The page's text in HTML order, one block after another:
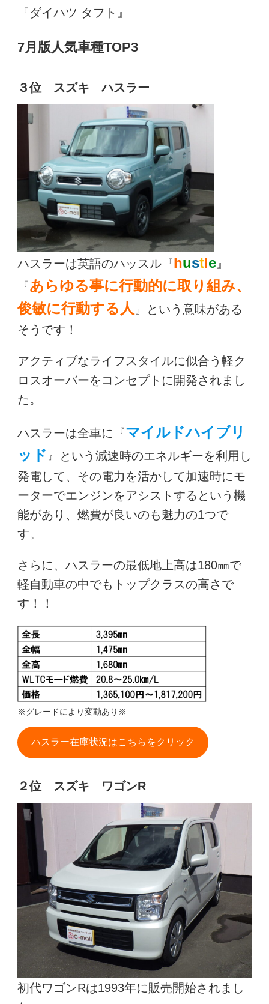
『ダイハツ タフト』
7月版人気車種TOP3
３位 スズキ ハスラー
ハスラーは英語のハッスル『hustle 』
『あらゆる事に行動的に取り組み、
俊敏に行動する人 』という意味がある
そうです！
アクティブなライフスタイルに似合う軽ク
ロスオーバーをコンセプトに開発されまし
た。
ハスラーは全車に『マイルドハイブリ
ッド 』という減速時のエネルギーを利用し
発電して、その電力を活かして加速時にモ
ーターでエンジンをアシストするという機
能があり、燃費が良いのも魅力の1つで
す。
さらに、ハスラーの最低地上高は180㎜で
軽自動車の中でもトップクラスの高さで
す！！
※グレードにより変動あり※
ハスラー在庫状況はこちらをクリック
２位 スズキ ワゴンR
初代ワゴンRは1993年に販売開始されまし